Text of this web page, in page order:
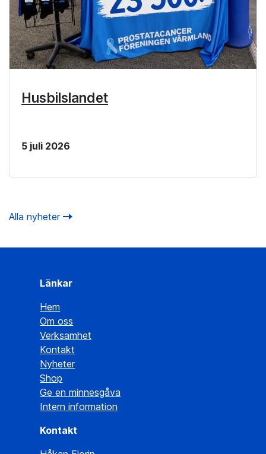
Husbilslandet
5 juli 2026
Alla nyheter
Länkar
Hem
Om oss
Verksamhet
Kontakt
Nyheter
Shop
Ge en minnesgåva
Intern information
Kontakt